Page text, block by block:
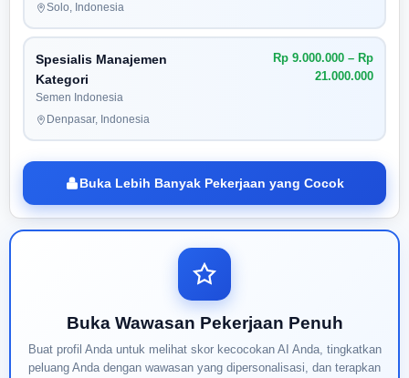
Solo, Indonesia
Spesialis Manajemen
Kategori
Semen Indonesia
Rp 9.000.000 – Rp
21.000.000
Denpasar, Indonesia
Buka Lebih Banyak Pekerjaan yang Cocok
Buka Wawasan Pekerjaan Penuh
Buat profil Anda untuk melihat skor kecocokan AI Anda, tingkatkan
peluang Anda dengan wawasan yang dipersonalisasi, dan terapkan